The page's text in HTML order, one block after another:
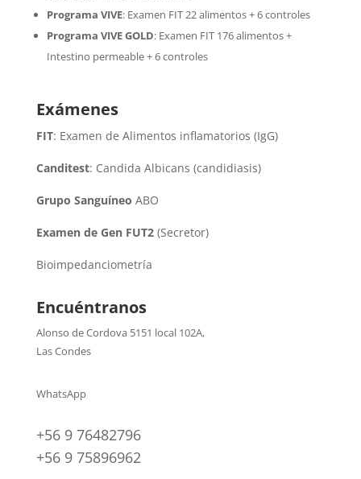
Programa VIVE: Examen FIT 22 alimentos + 6 controles
Programa VIVE GOLD: Examen FIT 176 alimentos +
Intestino permeable + 6 controles
Exámenes
FIT: Examen de Alimentos inflamatorios (IgG)
Canditest: Candida Albicans (candidiasis)
Grupo Sanguíneo ABO
Examen de Gen FUT2(Secretor)
Bioimpedanciometría
Encuéntranos
Alonso de Cordova 5151 local 102A,
Las Condes
WhatsApp
+56 9 76482796
+56 9 75896962